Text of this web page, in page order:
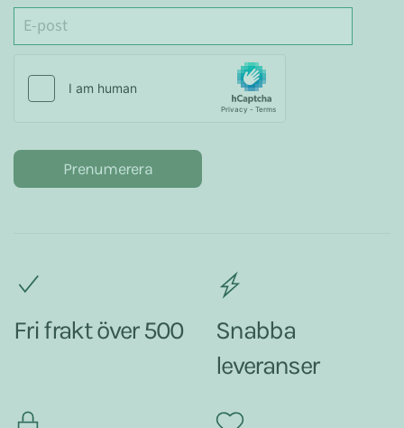
Prenumerera
Fri frakt över 500
Snabba
leveranser